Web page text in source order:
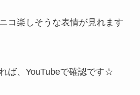
コ楽しそうな表情が見れます
ば、YouTubeで確認です☆